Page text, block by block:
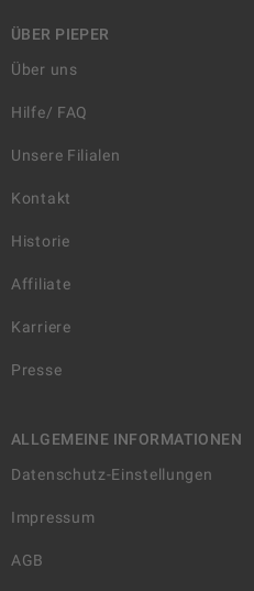
ÜBER PIEPER
Über uns
Hilfe/ FAQ
Unsere Filialen
Kontakt
Historie
Affiliate
Karriere
Presse
ALLGEMEINE INFORMATIONEN
Datenschutz-Einstellungen
Impressum
AGB